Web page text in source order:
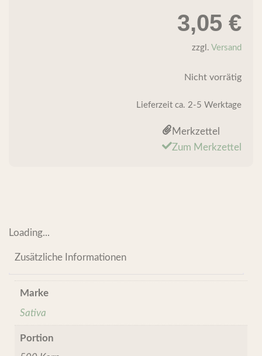
3,05 €
zzgl. Versand
Nicht vorrätig
Lieferzeit ca. 2-5 Werktage
Merkzettel
Zum Merkzettel
Loading...
Zusätzliche Informationen
Marke
Sativa
Portion